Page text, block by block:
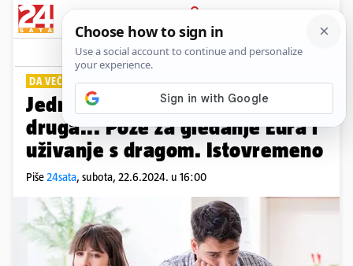
PRIJAVA
Lifestyle Komentari
DA VEČER BUDE JOŠ ZANIMLJIVIJA
Jedna ruka na daljinskom, a
druga... Poze za gledanje Eura i
uživanje s dragom. Istovremeno
Piše24sata, subota, 22.6.2024. u 16:00